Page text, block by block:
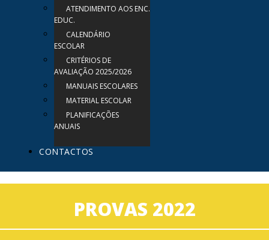
ATENDIMENTO AOS ENC.
EDUC.
CALENDÁRIO
ESCOLAR
CRITÉRIOS DE
AVALIAÇÃO 2025/2026
MANUAIS ESCOLARES
MATERIAL ESCOLAR
PLANIFICAÇÕES
ANUAIS
CONTACTOS
PROVAS 2022